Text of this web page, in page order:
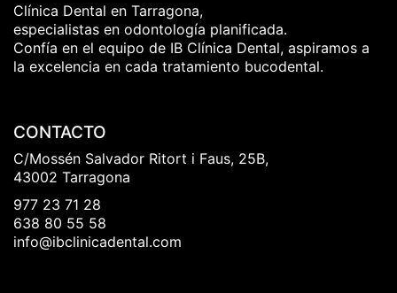
Clínica Dental en Tarragona,
especialistas en odontología planificada.
Confía en el equipo de IB Clínica Dental, aspiramos a
la excelencia en cada tratamiento bucodental.
CONTACTO
C/Mossén Salvador Ritort i Faus, 25B,
43002 Tarragona
977 23 71 28
638 80 55 58
info@ibclinicadental.com